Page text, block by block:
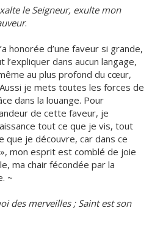
le Seigneur, exulte mon
.
honorée d’une faveur si grande,
l’expliquer dans aucun langage,
au plus profond du cœur,
je mets toutes les forces de
dans la louange. Pour
de cette faveur, je
tout ce que je vis, tout
que je découvre, car dans ce
mon esprit est comblé de joie
ma chair fécondée par la
~
des merveilles ; Saint est son